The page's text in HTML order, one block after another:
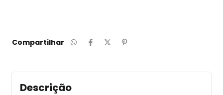
Compartilhar
Descrição